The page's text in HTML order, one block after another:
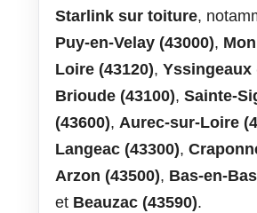
Starlink sur toiture,
Puy-en-Velay (43000),
Loire (43120), Yssingeaux
Brioude (43100), Sainte-
(43600), Aurec-sur-Loire
Langeac (43300),
Arzon (43500), Bas-en-
et Beauzac (43590).